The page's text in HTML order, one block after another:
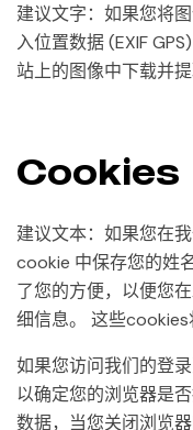
建议文字：如果您将
入位置数据 (EXIF
站上的图像中下载并
Cookies
建议文本：如果您在
cookie 中保存您的姓
了您的方便，以便您
细信息。 这些cookies
如果您访问我们的登
以确定您的浏览器是
数据，当您关闭浏览